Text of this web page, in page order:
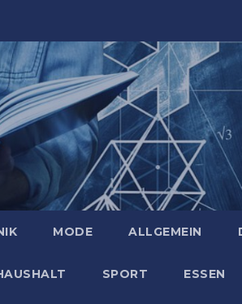
MODE ALLGEMEIN
SPORT ESSEN